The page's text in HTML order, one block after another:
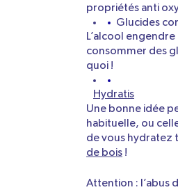
propriétés anti
Glucides
L’alcool
consommer des
quoi !
Hydratis
Une bonne idée
habituelle, ou
de vous hydratez
de bois !
Attention : l’abus